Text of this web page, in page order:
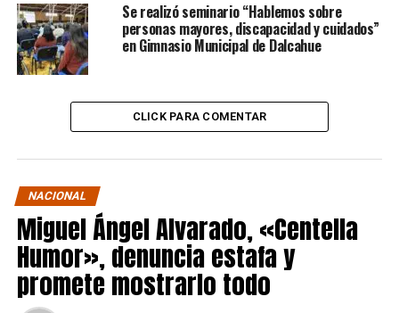
Se realizó seminario “Hablemos sobre
personas mayores, discapacidad y cuidados”
en Gimnasio Municipal de Dalcahue
CLICK PARA COMENTAR
NACIONAL
Miguel Ángel Alvarado, «Centella
Humor», denuncia estafa y
promete mostrarlo todo